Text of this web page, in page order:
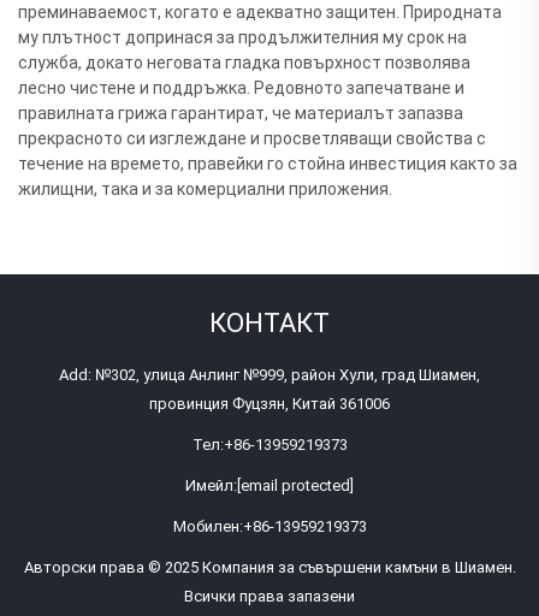
преминаваемост, когато е адекватно защитен. Природната
му плътност допринася за продължителния му срок на
служба, докато неговата гладка повърхност позволява
лесно чистене и поддръжка. Редовното запечатване и
правилната грижа гарантират, че материалът запазва
прекрасното си изглеждане и просветляващи свойства с
течение на времето, правейки го стойна инвестиция както за
жилищни, така и за комерциални приложения.
КОНТАКТ
Add: №302, улица Анлинг №999, район Хули, град Шиамен,
провинция Фуцзян, Китай 361006
Тел:+86-13959219373
Имейл: [email protected]
Мобилен:+86-13959219373
Авторски права © 2025 Компания за съвършени камъни в Шиамен.
Всички права запазени